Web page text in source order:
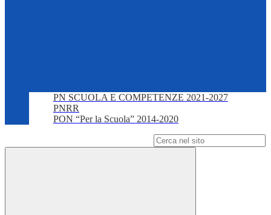
PN SCUOLA E COMPETENZE 2021-2027
PNRR
PON “Per la Scuola” 2014-2020